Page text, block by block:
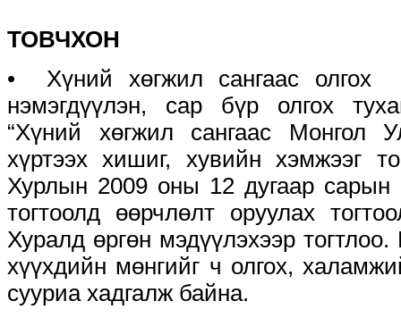
ТОВЧХОН
• Хүний хөгжил сангаас олгох
нэмэгдүүлэн, сар бүр олгох
“Хүний хөгжил сангаас Монгол
хүртээх хишиг, хувийн хэмжээг
Хурлын 2009 оны 12 дугаар сарын
тогтоолд өөрчлөлт оруулах
Хуралд өргөн мэдүүлэхээр тогтлоо.
хүүхдийн мөнгийг ч олгох,
сууриа хадгалж байна.